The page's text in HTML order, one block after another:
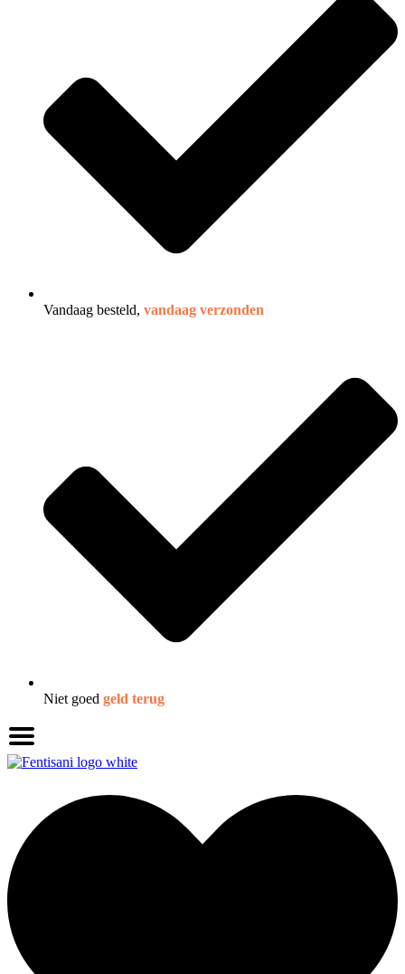
Vandaag besteld, vandaag verzonden
Niet goed geld terug